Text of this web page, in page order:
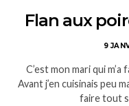
Flan aux
9
C’est mon mari qui
Avant j’en cuisinais peu
faire tout